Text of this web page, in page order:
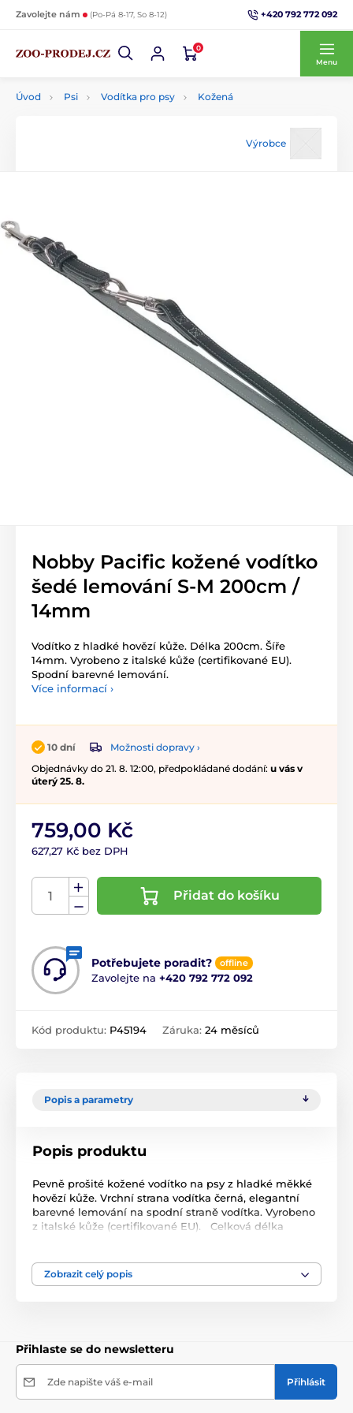
Zavolejte nám (Po-Pá 8-17, So 8-12) +420 792 772 092
0
Menu
Úvod Psi Vodítka pro psy Kožená
Výrobce
Nobby Pacific kožené vodítko
šedé lemování S-M 200cm /
14mm
Vodítko z hladké hovězí kůže. Délka 200cm. Šíře
14mm. Vyrobeno z italské kůže (certifikované EU).
Spodní barevné lemování.
Více informací ›
10 dní
Možnosti dopravy ›
Objednávky do 21. 8. 12:00, předpokládané dodání: u vás v
úterý 25. 8.
759,00 Kč
627,27 Kč bez DPH
Přidat do košíku
Potřebujete poradit? offline
Zavolejte na +420 792 772 092
Kód produktu: P45194 Záruka: 24 měsíců
Popis a parametry
Popis produktu
Pevně prošité kožené vodítko na psy z hladké měkké
hovězí kůže. Vrchní strana vodítka černá, elegantní
barevné lemování na spodní straně vodítka. Vyrobeno
z italské kůže (certifikované EU). Celková délka
Zobrazit celý popis
Přihlaste se do newsletteru
Zde napište váš e-mail Přihlásit